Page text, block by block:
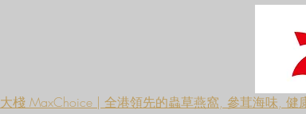
大棧 MaxChoice | 全港領先的蟲草燕窩, 參茸海味, 健